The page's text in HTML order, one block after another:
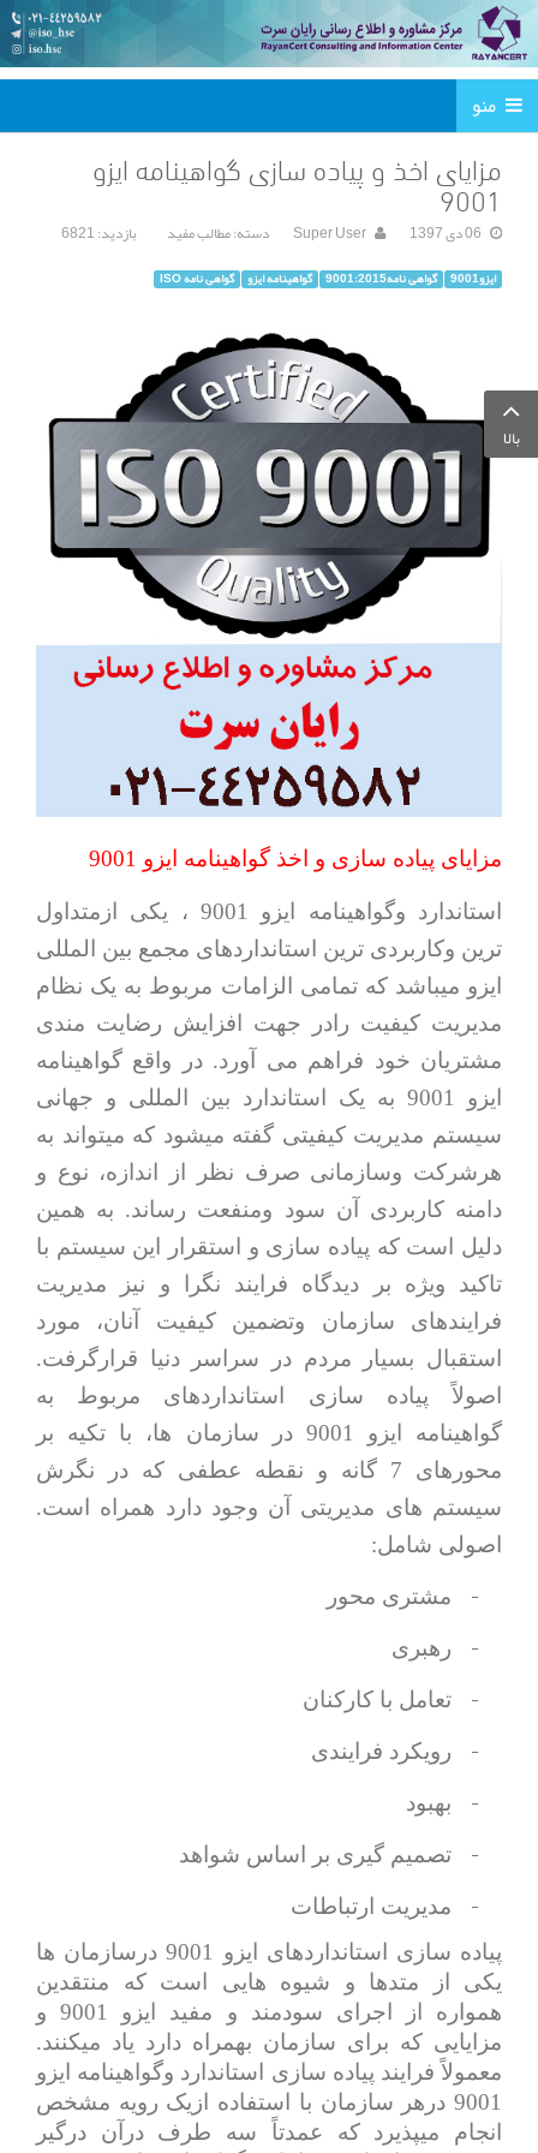
منو
مزایای اخذ و پیاده سازی گواهینامه ایزو
9001
06 دی 1397 Super User دسته:مطالب مفید بازدید: 6821
ایزو9001 گواهی نامه9001:2015 گواهینامه ایزو گواهی نامه ISO
مزایای پیاده سازی و اخذ گواهینامه ایزو 9001
استاندارد وگواهینامه ایزو 9001 ، یکی ازمتداول
ترین وکاربردی ترین استانداردهای مجمع بین المللی
ایزو میباشد که تمامی الزامات مربوط به یک نظام
مدیریت کیفیت رادر جهت افزایش رضایت مندی
مشتریان خود فراهم می آورد. در واقع گواهینامه
ایزو 9001 به یک استاندارد بین المللی و جهانی
سیستم مدیریت کیفیتی گفته میشود که میتواند به
هرشرکت وسازمانی صرف نظر از اندازه، نوع و
دامنه کاربردی آن سود ومنفعت رساند. به همین
دلیل است که پیاده سازی و استقرار این سیستم با
تاکید ویژه بر دیدگاه فرایند نگرا و نیز مدیریت
فرایندهای سازمان وتضمین کیفیت آنان، مورد
استقبال بسیار مردم در سراسر دنیا قرارگرفت.
اصولاً پیاده سازی استانداردهای مربوط به
گواهینامه ایزو 9001 در سازمان ها، با تکیه بر
محورهای 7 گانه و نقطه عطفی که در نگرش
سیستم های مدیریتی آن وجود دارد همراه است.
اصولی شامل:
- مشتری محور
- رهبری
- تعامل با کارکنان
- رویکرد فرایندی
- بهبود
- تصمیم گیری بر اساس شواهد
-
مدیریت ارتباطات
پیاده سازی استانداردهای ایزو 9001 درسازمان ها
یکی از متدها و شیوه هایی است که منتقدین
همواره از اجرای سودمند و مفید ایزو 9001 و
مزایایی که برای سازمان بهمراه دارد یاد میکنند.
معمولاً فرایند پیاده سازی استاندارد وگواهینامه ایزو
9001 درهر سازمان با استفاده ازیک رویه مشخص
انجام میپذیرد که عمدتاً سه طرف درآن درگیر
بالا